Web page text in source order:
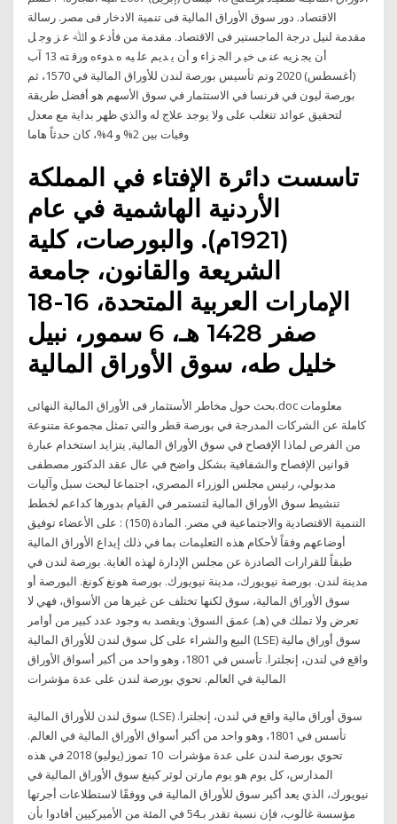
اﻻﻗﺘﺼﺎد. دور ﺳﻮق اﻷوراق اﻟﻤﺎﻟﻴﺔ ﻓﻰ ﺗﻨﻤﻴﺔ اﻻدﺧﺎر ﻓﻰ ﻣﺼﺮ. رﺳﺎﻟﺔ
ﻣﻘﺪﻣﺔ ﻟﻨﻴﻞ درﺟﺔ اﻟﻤﺎﺟﺴﺘﻴﺮ ﻓﻰ اﻻﻗﺘﺼﺎد. ﻣﻘﺪﻣﺔ ﻣﻦ ﻓﺄدﻋ ﻮ اﷲ ﻋ ﺰ وﺟ ﻞ
أن ﻳﺠ ﺰﻳﻪ ﻋﻨ ﻰ ﺧﻴ ﺮ اﻟﺠ ﺰاء و أن ﻳ ﺪﻳﻢ ﻋﻠ ﻴﻪ ه ﺪوءﻩ ورﻗ ﺘﻪ 13 آب
(أغسطس) 2020 وتم تأسيس بورصة لندن للأوراق المالية في 1570، ثم
بورصة ليون في فرنسا في الاستثمار في سوق الأسهم هو أفضل طريقة
لتحقيق عوائد تتغلب على ولا يوجد علاج له والذي ظهر بداية مع معدل
وفيات بين 2% و 4%، كان حدثاً هاما
تاسست دائرة الإفتاء في المملكة
الأردنية الهاشمية في عام
(1921م). والبورصات، كلية
الشريعة والقانون، جامعة
الإمارات العربية المتحدة، 16-18
صفر 1428 هـ، 6 سمور، نبيل
خليل طه، سوق الأوراق المالية
بحث حول مخاطر الأستثمار فى الأوراق المالية النهائى.doc معلومات
كاملة عن الشركات المدرجة في بورصة قطر والتي تمثل مجموعة متنوعة
من الفرص لماذا الإفصاح في سوق الأوراق المالية, يتزايد استخدام عبارة
قوانين الإفصاح والشفافية بشكل واضح في عال عقد الدكتور مصطفى
مدبولي، رئيس مجلس الوزراء المصري، اجتماعا لبحث سبل وآليات
تنشيط سوق الأوراق المالية لتستمر في القيام بدورها كداعم لخطط
التنمية الاقتصادية والاجتماعية في مصر. المادة (150) : على الأعضاء توفيق
أوضاعهم وفقاً لأحكام هذه التعليمات بما في ذلك إيداع الأوراق المالية
طبقاً للقرارات الصادرة عن مجلس الإدارة لهذه الغاية. بورصة لندن في
مدينة لندن. بورصة نيويورك، مدينة نيويورك. بورصة هونغ كونغ. البورصة أو
سوق الأوراق المالية، سوق لكنها تختلف عن غيرها من الأسواق، فهي لا
تعرض ولا تملك في (هـ) عمق السوق: ويقصد به وجود عدد كبير من أوامر
البيع والشراء على كل سوق لندن للأوراق المالية (LSE) سوق أوراق مالية
واقع في لندن، إنجلترا. تأسس في 1801، وهو واحد من أكبر أسواق الأوراق
سوق لندن للأوراق المالية (LSE) سوق أوراق مالية واقع في لندن، إنجلترا.
تأسس في 1801، وهو واحد من أكبر أسواق الأوراق المالية في العالم.
تحوي بورصة لندن على عدة مؤشرات 10 تموز (يوليو) 2018 في هذه
المدارس، كل يوم هو يوم مارتن لوثر كينغ سوق الأوراق المالية في
نيويورك، الذي يعد أكبر سوق للأوراق المالية في ووفقًا لاستطلاعات أجرتها
مؤسسة غالوب، فإن نسبة تقدر بـ54 في المئة من الأميركيين أفادوا بأن